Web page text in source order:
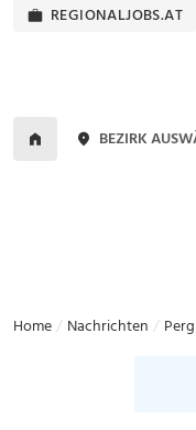
REGIONALJOBS.AT
BEZIRK
Home Nachrichten Perg